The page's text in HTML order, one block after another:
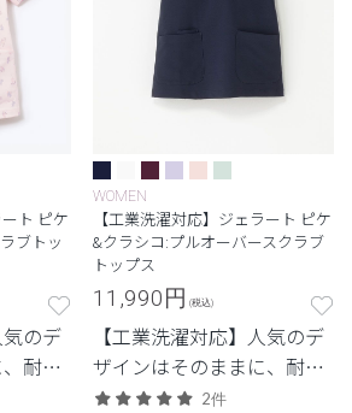
ト ピケ
ブトッ
気のデ
耐久
WOMEN
【工業洗濯対応】ジェラート ピケ
&クラシコ:プルオーバースクラブ
トップス
11,990円 (税込)
【工業洗濯対応】人気のデ
ザインはそのままに、耐久
性を兼ね備えたモデル
2件